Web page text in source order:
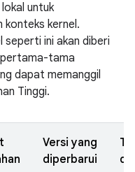
untuk
konteks kernel.
seperti ini akan diberi
tama
dapat memanggil
Tinggi.
Versi yang
diperbarui